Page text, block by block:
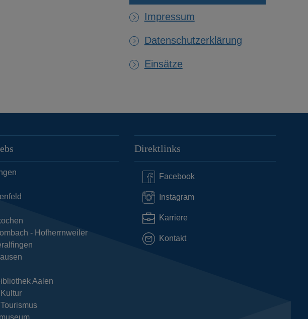
Impressum
Datenschutzerklärung
Einsätze
- Hofherrnweiler
Aalen
Direktlinks
Facebook
Instagram
Karriere
Kontakt